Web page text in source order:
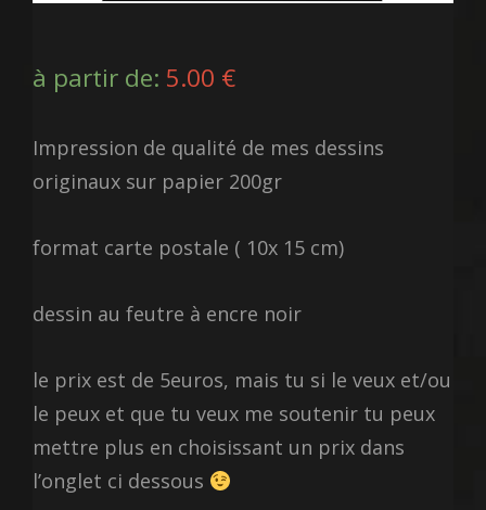
à partir de: 5.00 €
Impression de qualité de mes dessins
originaux sur papier 200gr
format carte postale ( 10x 15 cm)
dessin au feutre à encre noir
le prix est de 5euros, mais tu si le veux et/ou
le peux et que tu veux me soutenir tu peux
mettre plus en choisissant un prix dans
l’onglet ci dessous